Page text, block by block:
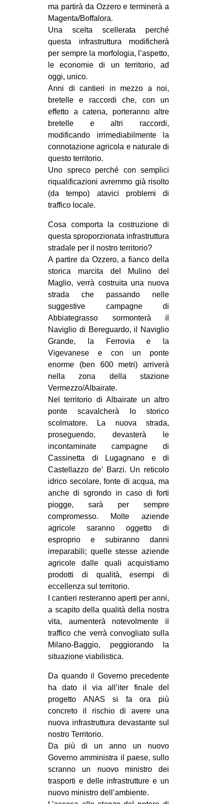
MUSICA
INTERNAZIONALE
AFRICA
EUROPA
MEDIO ORIENTE
MONDO
EVENTI
in
tw
bsky
ms
SEARCH
ma partirà da Ozzero e terminerà a
Magenta/Boffalora.
Una scelta scellerata perché
questa infrastruttura modificherà
per sempre la morfologia, l’aspetto,
le economie di un territorio, ad
oggi, unico.
Anni di cantieri in mezzo a noi,
bretelle e raccordi che, con un
effetto a catena, porteranno altre
bretelle e altri raccordi,
modificando irrimediabilmente la
connotazione agricola e naturale di
questo territorio.
Uno spreco perché con semplici
riqualificazioni avremmo già risolto
(da tempo) atavici problemi di
traffico locale.
Cosa comporta la costruzione di
questa sproporzionata infrastruttura
stradale per il nostro territorio?
A partire da Ozzero, a fianco della
storica marcita del Mulino del
Maglio, verrà costruita una nuova
strada che passando nelle
suggestive campagne di
Abbiategrasso sormonterà il
Naviglio di Bereguardo, il Naviglio
Grande, la Ferrovia e la
Vigevanese e con un ponte
enorme (ben 600 metri) arriverà
nella zona della stazione
Vermezzo/Albairate.
Nel territorio di Albairate un altro
ponte scavalcherà lo storico
scolmatore. La nuova strada,
proseguendo, devasterà le
incontaminate campagne di
Cassinetta di Lugagnano e di
Castellazzo de’ Barzi. Un reticolo
idrico secolare, fonte di acqua, ma
anche di sgrondo in caso di forti
piogge, sarà per sempre
compromesso. Molte aziende
agricole saranno oggetto di
esproprio e subiranno danni
irreparabili; quelle stesse aziende
agricole dalle quali acquistiamo
prodotti di qualità, esempi di
eccellenza sul territorio.
I cantieri resteranno aperti per anni,
a scapito della qualità della nostra
vita, aumenterà notevolmente il
traffico che verrà convogliato sulla
Milano-Baggio, peggiorando la
situazione viabilistica.
Da quando il Governo precedente
ha dato il via all’iter finale del
progetto ANAS si fa ora più
concreto il rischio di avere una
nuova infrastruttura devastante sul
nostro Territorio.
Da più di un anno un nuovo
Governo amministra il paese, sullo
scranno un nuovo ministro dei
trasporti e delle infrastrutture e un
nuovo ministro dell’ambiente.